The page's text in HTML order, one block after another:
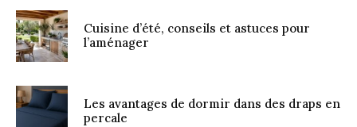
Cuisine d’été, conseils et astuces pour
l’aménager
Les avantages de dormir dans des draps en
percale